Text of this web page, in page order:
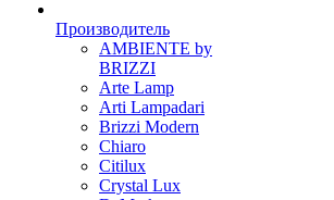
Производитель
AMBIENTE by
BRIZZI
Arte Lamp
Arti Lampadari
Brizzi Modern
Chiaro
Citilux
Crystal Lux